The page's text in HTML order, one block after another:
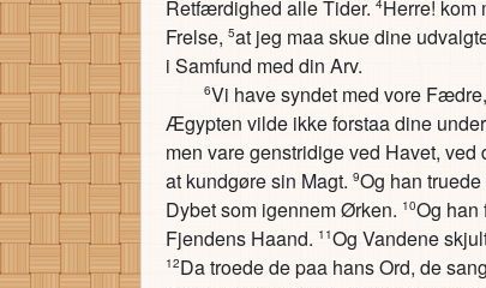
Retfærdighed alle Tider. Herre! kom
Frelse, 5at jeg maa skue dine
i Samfund med din Arv.
6Vi have syndet med vore
Ægypten vilde ikke forstaa dine
men vare genstridige ved Havet, ved
at kundgøre sin Magt. 9Og han
Dybet som igennem Ørken. 10Og han
Fjendens Haand. 11Og Vandene
12Da troede de paa hans Ord, de